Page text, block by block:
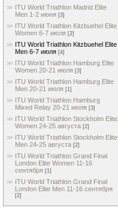
ITU World Triathlon Madrid Elite
Men 1-2 июня [3]
ITU World Triathlon Kitzbuehel Elite
Women 6-7 июля [2]
ITU World Triathlon Kitzbuehel Elite
Men 6-7 июля [4]
ITU World Triathlon Hamburg Elite
Women 20-21 июля [3]
ITU World Triathlon Hamburg Elite
Men 20-21 июля [1]
ITU World Triathlon Hamburg
Mixed Relay 20-21 июля [3]
ITU World Triathlon Stockholm Elite
Women 24-25 августа [2]
ITU World Triathlon Stockholm Elite
Men 24-25 августа [2]
ITU World Triathlon Grand Final
London Elite Women 11-16
сентября [1]
ITU World Triathlon Grand Final
London Elite Men 11-16 сентября
[2]